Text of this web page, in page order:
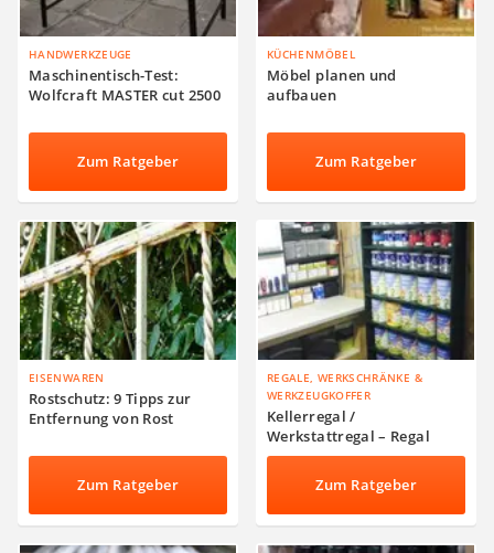
HANDWERKZEUGE
Maschinentisch-Test:
Wolfcraft MASTER cut 2500
Zum Ratgeber
KÜCHENMÖBEL
Möbel planen und
aufbauen
Zum Ratgeber
EISENWAREN
Rostschutz: 9 Tipps zur
Entfernung von Rost
Zum Ratgeber
REGALE, WERKSCHRÄNKE &
WERKZEUGKOFFER
Kellerregal /
Werkstattregal – Regal
selber bauen
Zum Ratgeber